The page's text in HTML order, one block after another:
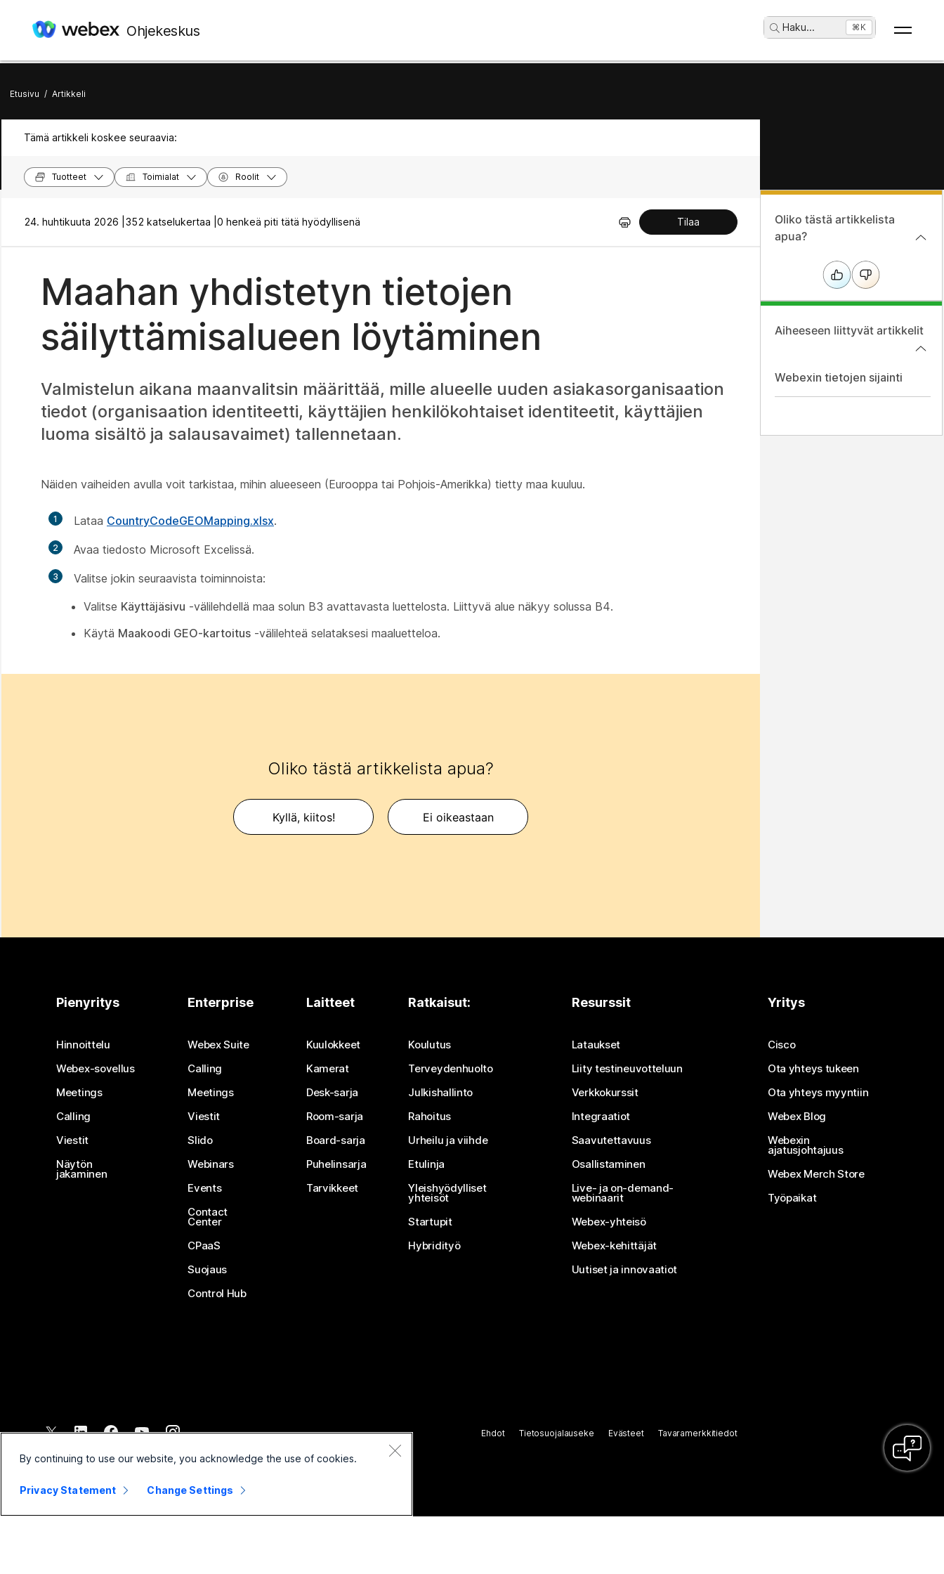
Ohjekeskus Haku... ⌘K
Etusivu / Artikkeli
Tämä artikkeli koskee seuraavia:
Tuotteet Toimialat Roolit
24. huhtikuuta 2026 | 352 katselukertaa | 0 henkeä piti tätä hyödyllisenä Tilaa
Maahan yhdistetyn tietojen
säilyttämisalueen löytäminen
Valmistelun aikana maanvalitsin määrittää, mille alueelle uuden asiakasorganisaation
tiedot (organisaation identiteetti, käyttäjien henkilökohtaiset identiteetit, käyttäjien
luoma sisältö ja salausavaimet) tallennetaan.
Näiden vaiheiden avulla voit tarkistaa, mihin alueeseen (Eurooppa tai Pohjois-Amerikka) tietty maa kuuluu.
1 Lataa CountryCodeGEOMapping.xlsx.
2 Avaa tiedosto Microsoft Excelissä.
3
Valitse jokin seuraavista toiminnoista:
Valitse Käyttäjäsivu -välilehdellä maa solun B3 avattavasta luettelosta. Liittyvä alue näkyy solussa B4.
Käytä Maakoodi GEO-kartoitus -välilehteä selataksesi maaluetteloa.
Oliko tästä artikkelista apua?
Kyllä, kiitos! Ei oikeastaan
Oliko tästä artikkelista
apua?
Aiheeseen liittyvät artikkelit
Webexin tietojen sijainti
Pienyritys
Hinnoittelu
Webex-sovellus
Meetings
Calling
Viestit
Näytön
jakaminen
Enterprise
Webex Suite
Calling
Meetings
Viestit
Slido
Webinars
Events
Contact
Center
CPaaS
Suojaus
Control Hub
Laitteet
Kuulokkeet
Kamerat
Desk-sarja
Room-sarja
Board-sarja
Puhelinsarja
Tarvikkeet
Ratkaisut:
Koulutus
Terveydenhuolto
Julkishallinto
Rahoitus
Urheilu ja viihde
Etulinja
Yleishyödylliset
yhteisöt
Startupit
Hybridityö
Resurssit
Lataukset
Liity testineuvotteluun
Verkkokurssit
Integraatiot
Saavutettavuus
Osallistaminen
Live- ja on-demand-
webinaarit
Webex-yhteisö
Webex-kehittäjät
Uutiset ja innovaatiot
Yritys
Cisco
Ota yhteys tukeen
Ota yhteys myyntiin
Webex Blog
Webexin
ajatusjohtajuus
Webex Merch Store
Työpaikat
2026 Cisco ja/tai sen tytäryhtiöt. Kaikki oikeudet pidätetään.
Ehdot Tietosuojalauseke Evästeet Tavaramerkkitiedot
By continuing to use our website, you acknowledge the use of cookies.
Privacy Statement Change Settings